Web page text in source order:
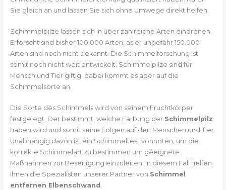
Sie gleich an und lassen Sie sich ohne Umwege direkt helfen.
Schimmelpilze lassen sich in über zahlreiche Arten einordnen.
Erforscht sind bisher 100.000 Arten, aber ungefähr 150.000
Arten sind noch nicht bekannt. Die Schimmelforschung ist
somit noch nicht weit entwickelt. Schimmelpilze sind für
Mensch und Tier giftig, dabei kommt es aber auf die
Schimmelsorte an.
Die Sorte des Schimmels wird von seinem Fruchtkörper
festgelegt. Der bestimmt, welche Färbung der Schimmelpilz
haben wird und somit seine Folgen auf den Menschen und Tier.
Unabhängig davon ist ein Schimmeltest vonnöten, um die
korrekte Schimmelart zu bestimmen um geeignete
Maßnahmen zur Beseitigung einzuleiten. In diesem Fall helfen
Ihnen die Spezialisten unserer Partner von Schimmel
entfernen Elbenschwand .